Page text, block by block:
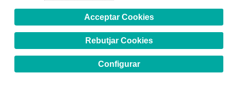
Acceptar Cookies
Rebutjar Cookies
Configurar